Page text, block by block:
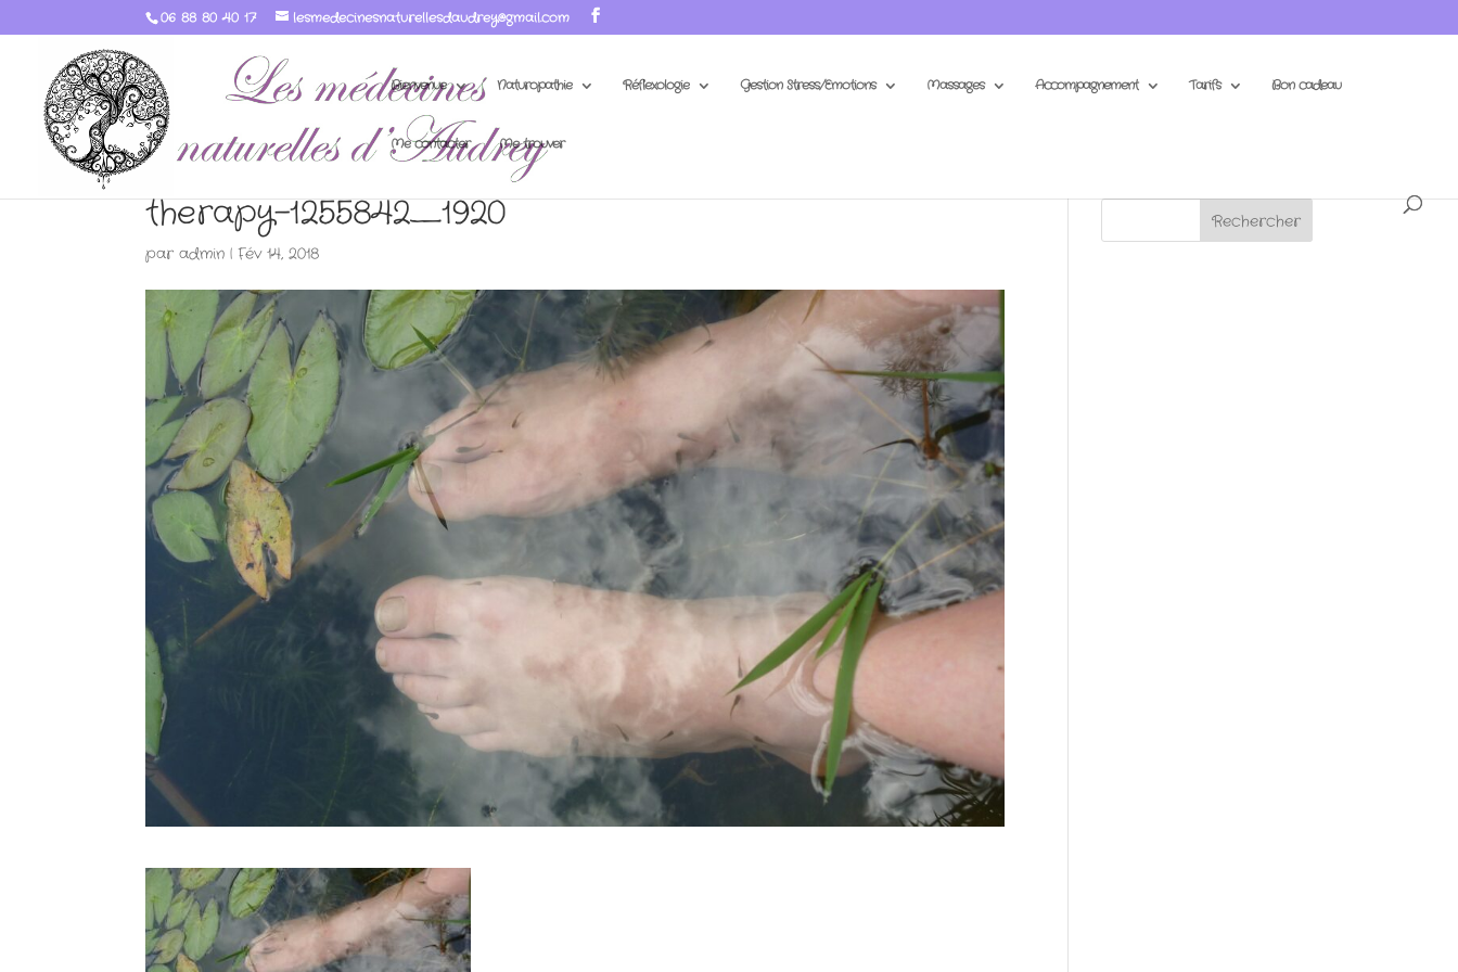
06 88 80 40 17 lesmedecinesnaturellesdaudrey@gmail.com
Bienvenue Naturopathie Réflexologie Gestion Stress/Emotions Massages Accompagnement Tarifs Bon cadeau
Me contacter Me trouver
therapy-1255842_1920
paradmin |Fév 14, 2018